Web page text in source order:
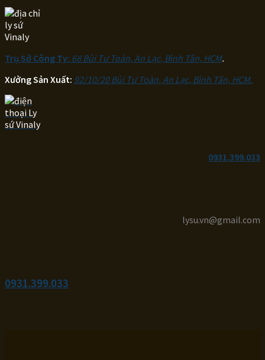
Trụ Sở Công Ty: 68 Bùi Tư Toàn, An Lạc, Bình Tân, HCM.
Xưởng Sản Xuất: 92/10/20 Bùi Tư Toàn, An Lạc, Bình Tân, HCM.
0931.399.033
lysu.vn@gmail.com
0931.399.033